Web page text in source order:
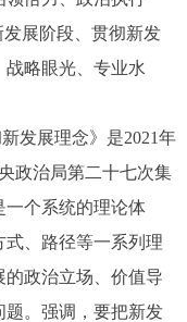
展阶段、贯彻新发
战略眼光、专业水
发展理念》是2021年
政治局第二十七次集
一个系统的理论体
、路径等一系列理
政治立场、价值导
题。强调，要把新发